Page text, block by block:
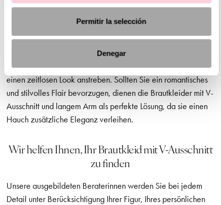
Permitir la selección
Denegar
umfangreiche Auswahl an Hochzeitsstilen eignet. In unserer
Kollektion finden Sie von minimalistischen Designs bis zu
Entwürfen mit Spitze und Strass, einschließlich einer Auswahl
an Brautkleidern mit V-Ausschnitt, alles für diejenigen, die
einen zeitlosen Look anstreben. Sollten Sie ein romantisches
und stilvolles Flair bevorzugen, dienen die Brautkleider mit V-
Ausschnitt und langem Arm als perfekte Lösung, da sie einen
Hauch zusätzliche Eleganz verleihen.
Wir helfen Ihnen, Ihr Brautkleid mit V-Ausschnitt
zu finden
Unsere ausgebildeten Beraterinnen werden Sie bei jedem
Detail unter Berücksichtigung Ihrer Figur, Ihres persönlichen